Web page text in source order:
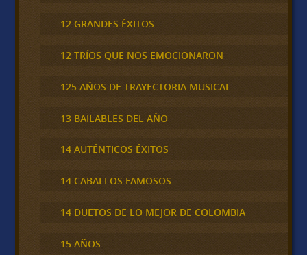
12 GRANDES ÉXITOS
12 TRÍOS QUE NOS EMOCIONARON
125 AÑOS DE TRAYECTORIA MUSICAL
13 BAILABLES DEL AÑO
14 AUTÉNTICOS ÉXITOS
14 CABALLOS FAMOSOS
14 DUETOS DE LO MEJOR DE COLOMBIA
15 AÑOS